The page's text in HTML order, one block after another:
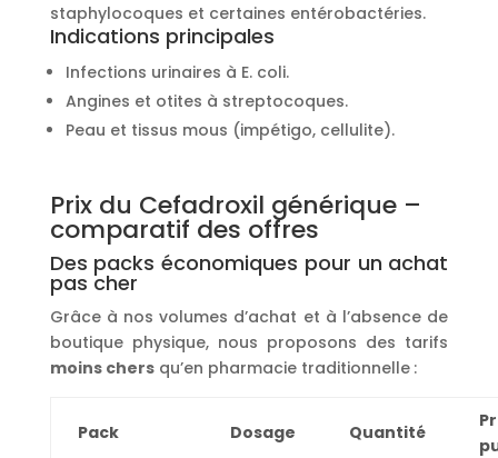
staphylocoques et certaines entérobactéries.
Indications principales
Infections urinaires à E. coli.
Angines et otites à streptocoques.
Peau et tissus mous (impétigo, cellulite).
Prix du Cefadroxil générique –
comparatif des offres
Des packs économiques pour un achat
pas cher
Grâce à nos volumes d’achat et à l’absence de
boutique physique, nous proposons des tarifs
moins chersqu’en pharmacie traditionnelle :
Pack Dosage Quantité